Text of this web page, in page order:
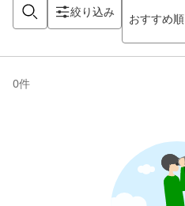
絞り込み おすすめ順
0件